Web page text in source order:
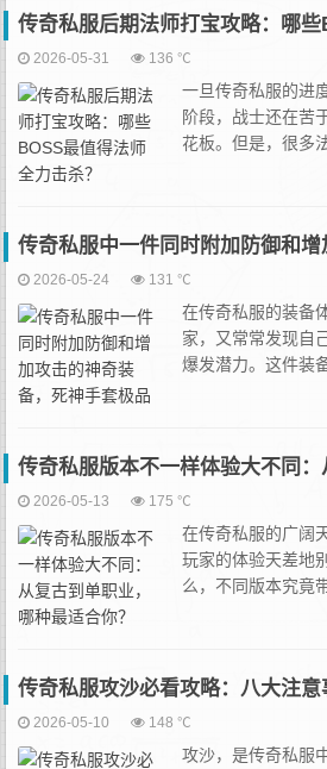
传奇私服后期法师打宝攻略：哪
2026-05-31 136 ℃
一旦传奇私服的进
阶段，战士还在苦
花板。但是，很多
传奇私服中一件同时附加防御和
2026-05-24 131 ℃
在传奇私服的装备
家，又常常发现自
爆发潜力。这件装
传奇私服版本不一样体验大不同
2026-05-13 175 ℃
在传奇私服的广阔
玩家的体验天差地
么，不同版本究竟
传奇私服攻沙必看攻略：八大注
2026-05-10 148 ℃
攻沙，是传奇私服